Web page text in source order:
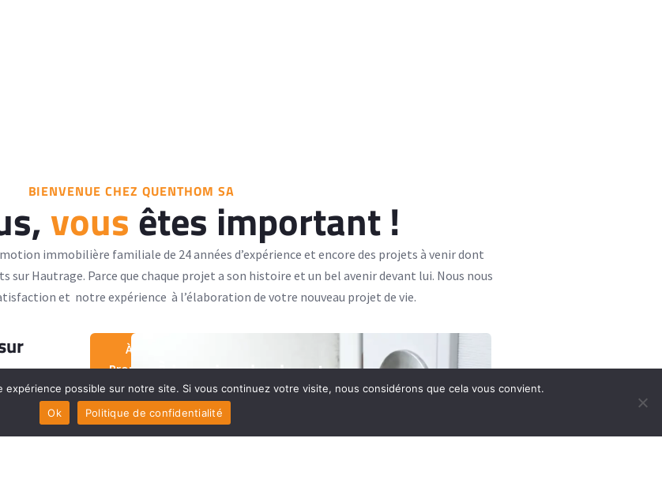
BIENVENUE CHEZ QUENTHOM SA
vousêtes important !
immobilière familiale de 24 années d’expérience et encore des projets à venir dont
sur Hautrage. Parce que chaque projet a son histoire et un bel avenir devant lui. Nous nous
et notre expérience à l’élaboration de votre nouveau projet de vie.
À
Propos À la recherche de votre
propriété idéale ?
Contactez-nous
possible sur notre site. Si vous continuez votre visite, nous considérons que cela vous convient.
Ok
Politique de confidentialité